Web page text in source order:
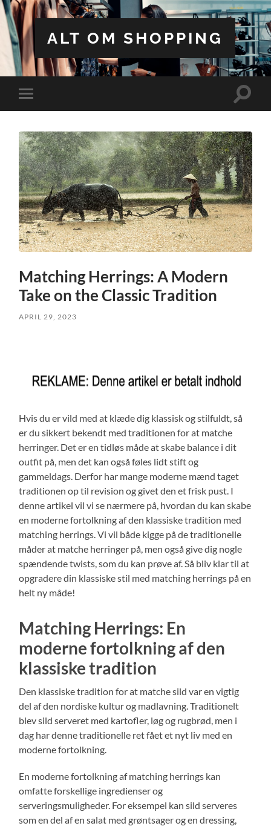
ALT OM SHOPPING
Toggle
mobile
Toggle
Matching Herrings: A Modern
Take on the Classic Tradition
APRIL 29, 2023
Hvis du er vild med at klæde dig klassisk og stilfuldt, så
er du sikkert bekendt med traditionen for at matche
herringer. Det er en tidløs måde at skabe balance i dit
outfit på, men det kan også føles lidt stift og
gammeldags. Derfor har mange moderne mænd taget
traditionen op til revision og givet den et frisk pust. I
denne artikel vil vi se nærmere på, hvordan du kan skabe
en moderne fortolkning af den klassiske tradition med
matching herrings. Vi vil både kigge på de traditionelle
måder at matche herringer på, men også give dig nogle
spændende twists, som du kan prøve af. Så bliv klar til at
opgradere din klassiske stil med matching herrings på en
helt ny måde!
Matching Herrings: En
moderne fortolkning af den
klassiske tradition
Den klassiske tradition for at matche sild var en vigtig
del af den nordiske kultur og madlavning. Traditionelt
blev sild serveret med kartofler, løg og rugbrød, men i
dag har denne traditionelle ret fået et nyt liv med en
moderne fortolkning.
En moderne fortolkning af matching herrings kan
omfatte forskellige ingredienser og
serveringsmuligheder. For eksempel kan sild serveres
som en del af en salat med grøntsager og en dressing,